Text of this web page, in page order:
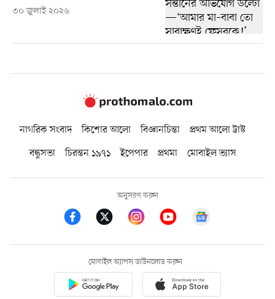
৩০ জুলাই ২০২৬
নাগরিক সংবাদ কিশোর আলো বিজ্ঞানচিন্তা
প্রথম আলো ট্রাস্ট
বন্ধুসভা
চিরন্তন ১৯৭১ ইপেপার প্রথমা মোবাইল ভ্যাস
অনুসরণ করুন
মোবাইল অ্যাপস ডাউনলোড করুন